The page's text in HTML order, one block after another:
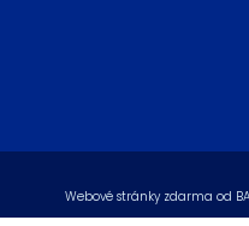
Webové stránky zdarma od